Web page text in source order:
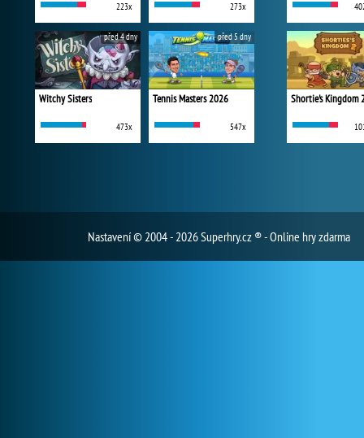
223x 273x
Witchy Sisters
473x
před 4 dny
Tennis Masters 2026
547x
před 5 dny
Shortie's Kingdom
Nastavení© 2004 - 2026 Superhry.cz ® - Online hry zdarma